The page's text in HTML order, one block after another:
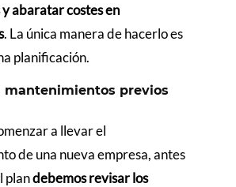
abaratar costes en
. La única manera de hacerlo es
planificación.
mantenimientos previos
a llevar el
de una nueva empresa, antes
plandebemos revisar los